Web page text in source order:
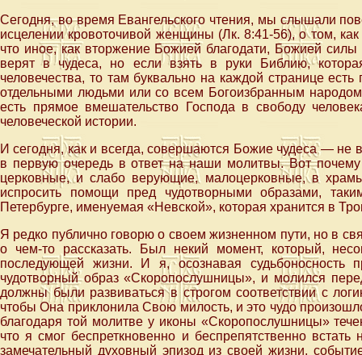
Сегодня, во время Евангельского чтения, мы слышали
исцелении кровоточивой женщины (Лк. 8:41-56), о том,
что иное, как вторжение Божией благодати, Божией
верят в чудеса, но если взять в руки Библию,
человечества, то там буквально на каждой странице
отдельными людьми или со всем Богоизбранным
есть прямое вмешательство Господа в свободу
человеческой истории.
И сегодня, как и всегда, совершаются Божие чудеса — не
в первую очередь в ответ на наши молитвы. Вот
церковные, и слабо верующие, малоцерковные, в
испросить помощи пред чудотворными образами,
Петербурге, именуемая «Невской», которая хранится в
Я редко публично говорю о своем жизненном пути, но в
о чем-то рассказать. Был некий момент, который,
последующей жизни. И я, осознавая судьбоносность
чудотворный образ «Скоропослушницы», и молился
должны были развиваться в строгом соответствии с
чтобы Она приклонила Свою милость, и это чудо
благодаря той молитве у иконы «Скоропослушницы»
что я смог беспреткновенно и беспрепятственно
замечательный духовный эпизод из своей жизни,